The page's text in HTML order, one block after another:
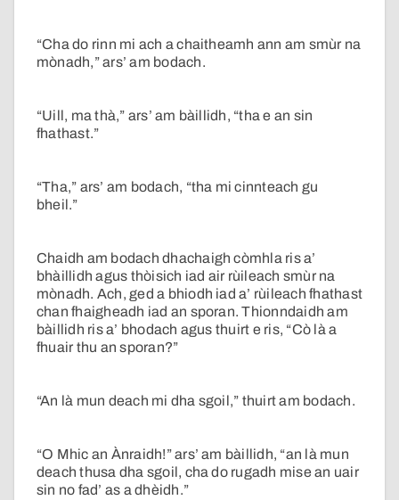
“Cha do rinn mi ach a chaitheamh ann am smùr na
mònadh,” ars’ am bodach.
“Uill, ma thà,” ars’ am bàillidh, “tha e an sin
fhathast.”
“Tha,” ars’ am bodach, “tha mi cinnteach gu
bheil.”
Chaidh am bodach dhachaigh còmhla ris a’
bhàillidh agus thòisich iad air rùileach smùr na
mònadh. Ach, ged a bhiodh iad a’ rùileach fhathast
chan fhaigheadh iad an sporan. Thionndaidh am
bàillidh ris a’ bhodach agus thuirt e ris, “Cò là a
fhuair thu an sporan?”
“An là mun deach mi dha sgoil,” thuirt am bodach.
“O Mhic an Ànraidh!” ars’ am bàillidh, “an là mun
deach thusa dha sgoil, cha do rugadh mise an uair
sin no fad’ as a dhèidh.”